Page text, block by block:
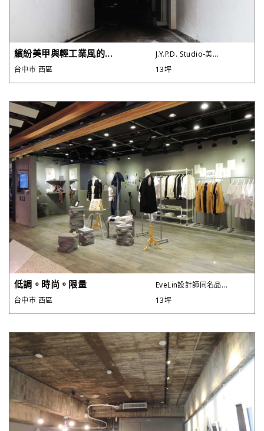
繽紛美甲與輕工業風的...
J.Y.P.D. Studio-美...
台中市 西區
13坪
低調。時尚。限量
EveLin設計師同名品...
台中市 西區
13坪